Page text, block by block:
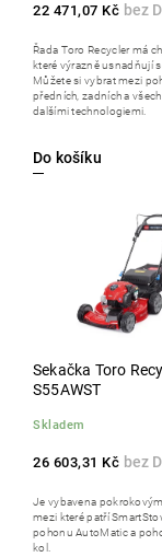
22 471,07 Kč
Do košíku
Řada Toro Recycler má
které výrazně usnadňují
Můžete si vybrat mezi
předních, zadních a
dalšími technologiemi.
Sekačka Toro
S55AWST
Skladem
26 603,31 Kč
Je vybavena
mezi které patří
pohonu AutoMatic a
kol.